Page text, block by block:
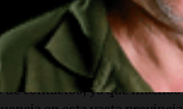
se han reportado
hacia Uganda.
han sido
contactos, ya que muchos